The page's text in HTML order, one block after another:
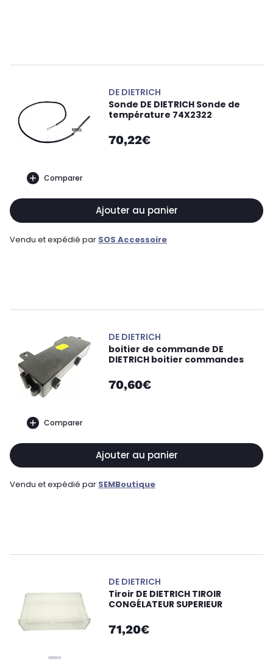
Comparer
DE DIETRICH
Sonde DE DIETRICH Sonde de
température 74X2322
70,22€
Ajouter au panier
Vendu et expédié par SOS Accessoire
Comparer
DE DIETRICH
boitier de commande DE
DIETRICH boitier commandes
70,60€
Ajouter au panier
Vendu et expédié par SEMBoutique
DE DIETRICH
Tiroir DE DIETRICH TIROIR
CONGÉLATEUR SUPERIEUR
71,20€